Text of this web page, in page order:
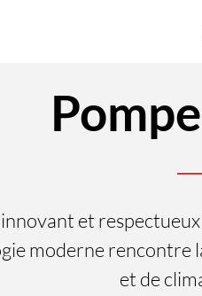
et respectueux
moderne
et de